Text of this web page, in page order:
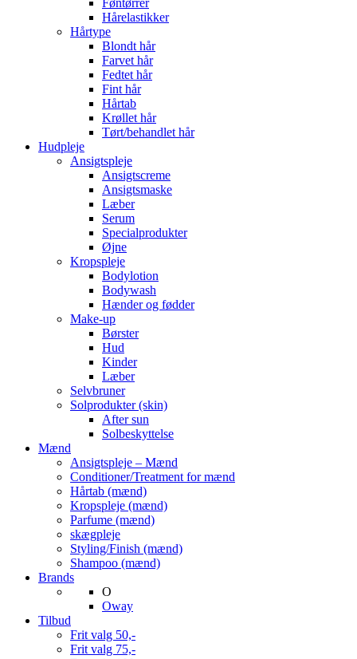
Føntørrer
Hårelastikker
Hårtype
Blondt hår
Farvet hår
Fedtet hår
Fint hår
Hårtab
Krøllet hår
Tørt/behandlet hår
Hudpleje
Ansigtspleje
Ansigtscreme
Ansigtsmaske
Læber
Serum
Specialprodukter
Øjne
Kropspleje
Bodylotion
Bodywash
Hænder og fødder
Make-up
Børster
Hud
Kinder
Læber
Selvbruner
Solprodukter (skin)
After sun
Solbeskyttelse
Mænd
Ansigtspleje – Mænd
Conditioner/Treatment for mænd
Hårtab (mænd)
Kropspleje (mænd)
Parfume (mænd)
skægpleje
Styling/Finish (mænd)
Shampoo (mænd)
Brands
O
Oway
Tilbud
Frit valg 50,-
Frit valg 75,-